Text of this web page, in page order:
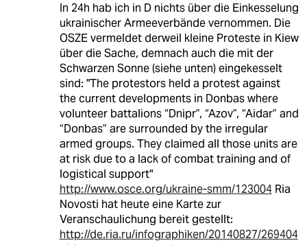
In 24h hab ich in D nichts über die Einkesselung
ukrainischer Armeeverbände vernommen. Die
OSZE vermeldet derweil kleine Proteste in Kiew
über die Sache, demnach auch die mit der
Schwarzen Sonne (siehe unten) eingekesselt
sind: "The protestors held a protest against
the current developments in Donbas where
volunteer battalions “Dnipr”, “Azov”, “Aidar” and
“Donbas” are surrounded by the irregular
armed groups. They claimed all those units are
at risk due to a lack of combat training and of
logistical support"
http://www.osce.org/ukraine-smm/123004Ria
Novosti hat heute eine Karte zur
Veranschaulichung bereit gestellt:
http://de.ria.ru/infographiken/20140827/269404